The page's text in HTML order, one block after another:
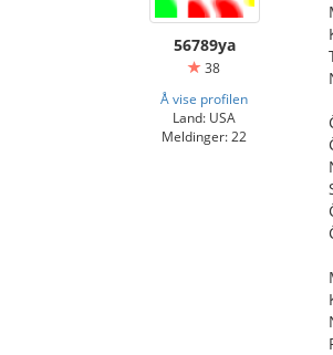
56789ya
38
Å vise profilen
Land: USA
Meldinger: 22